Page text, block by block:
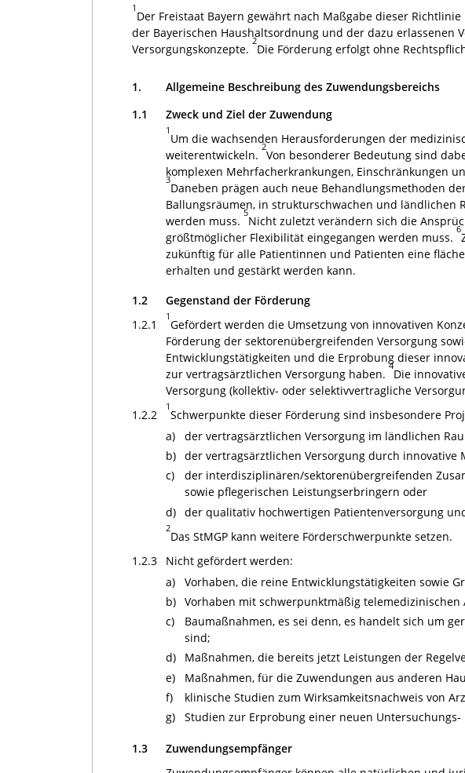
1
Der Freistaat Bayern gewährt nach Maßgabe dieser
der Bayerischen Haushaltsordnung und der dazu
Versorgungskonzepte.
2
Die Förderung erfolgt ohne
1.
Allgemeine Beschreibung des Zuwendungsbereichs
1.1
Zweck und Ziel der Zuwendung
1
Um die wachsenden Herausforderungen der
weiterentwickeln.
2
Von besonderer Bedeutung sind
komplexen Mehrfacherkrankungen, Einschränkungen
3
Daneben prägen auch neue Behandlungsmethoden
Ballungsräumen, in strukturschwachen und ländlichen
werden muss.
5
Nicht zuletzt verändern sich die
größtmöglicher Flexibilität eingegangen werden muss.
6
zukünftig für alle Patientinnen und Patienten eine
erhalten und gestärkt werden kann.
1.2
Gegenstand der Förderung
1.2.1
1
Gefördert werden die Umsetzung von innovativen
Förderung der sektorenübergreifenden Versorgung
Entwicklungstätigkeiten und die Erprobung dieser
zur vertragsärztlichen Versorgung haben.
4
Die
Versorgung (kollektiv- oder selektivvertragliche
1.2.2
1
Schwerpunkte dieser Förderung sind insbesondere
a)
der vertragsärztlichen Versorgung im ländlichen
b) der vertragsärztlichen Versorgung durch
c)
der interdisziplinären/sektorenübergreifenden
sowie pflegerischen Leistungserbringern oder
d) der qualitativ hochwertigen Patientenversorgung
2
Das StMGP kann weitere Förderschwerpunkte setzen.
1.2.3
Nicht gefördert werden:
a)
Vorhaben, die reine Entwicklungstätigkeiten sowie
b) Vorhaben mit schwerpunktmäßig telemedizinischen
c)
Baumaßnahmen, es sei denn, es handelt sich um
sind;
d)
Maßnahmen, die bereits jetzt Leistungen der
e)
Maßnahmen, für die Zuwendungen aus anderen
f)
klinische Studien zum Wirksamkeitsnachweis von
g)
Studien zur Erprobung einer neuen Untersuchungs-
1.3
Zuwendungsempfänger